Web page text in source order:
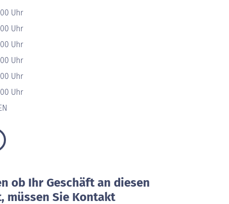
Uhr
Uhr
Uhr
Uhr
Uhr
Uhr
ob Ihr Geschäft an diesen
müssen Sie Kontakt